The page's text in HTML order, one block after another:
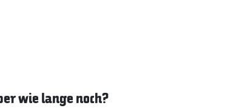
wie lange noch?